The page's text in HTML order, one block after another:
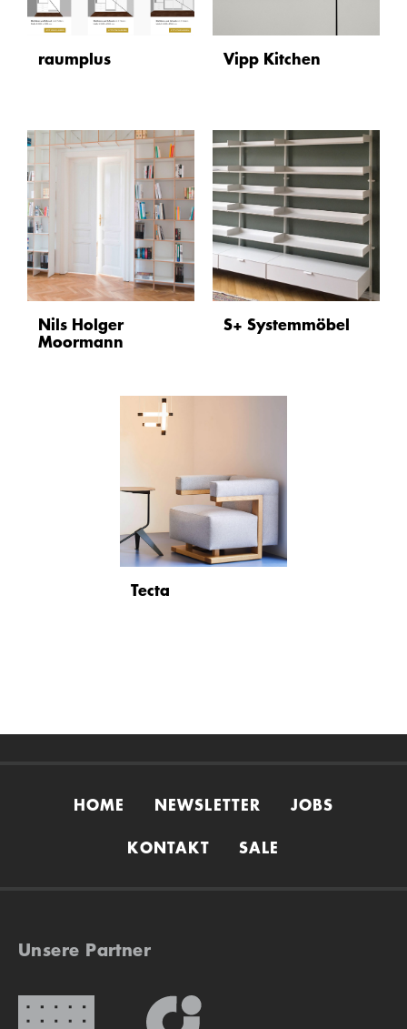
raumplus Vipp Kitchen
Nils Holger
Moormann
S+ Systemmöbel
Tecta
HOME NEWSLETTER JOBS
KONTAKT SALE
Unsere Partner